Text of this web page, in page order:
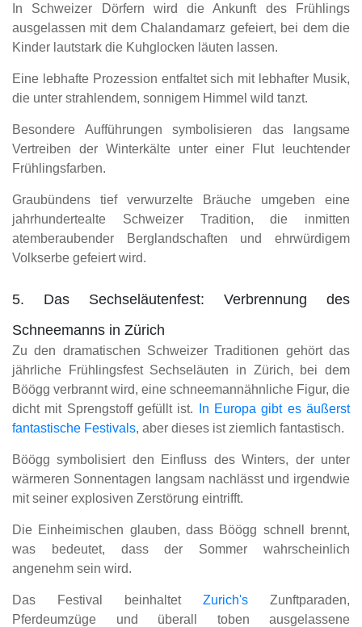
In Schweizer Dörfern wird die Ankunft des Frühlings
ausgelassen mit dem Chalandamarz gefeiert, bei dem die
Kinder lautstark die Kuhglocken läuten lassen.
Eine lebhafte Prozession entfaltet sich mit lebhafter Musik,
die unter strahlendem, sonnigem Himmel wild tanzt.
Besondere Aufführungen symbolisieren das langsame
Vertreiben der Winterkälte unter einer Flut leuchtender
Frühlingsfarben.
Graubündens tief verwurzelte Bräuche umgeben eine
jahrhundertealte Schweizer Tradition, die inmitten
atemberaubender Berglandschaften und ehrwürdigem
Volkserbe gefeiert wird.
5. Das Sechseläutenfest: Verbrennung des
Schneemanns in Zürich
Zu den dramatischen Schweizer Traditionen gehört das
jährliche Frühlingsfest Sechseläuten in Zürich, bei dem
Böögg verbrannt wird, eine schneemannähnliche Figur, die
dicht mit Sprengstoff gefüllt ist.
In Europa gibt es äußerst
fantastische Festivals, aber dieses ist ziemlich fantastisch.
Böögg symbolisiert den Einfluss des Winters, der unter
wärmeren Sonnentagen langsam nachlässt und irgendwie
mit seiner explosiven Zerstörung eintrifft.
Die Einheimischen glauben, dass Böögg schnell brennt,
was bedeutet, dass der Sommer wahrscheinlich
angenehm sein wird.
Das Festival beinhaltet Zurich's Zunftparaden,
Pferdeumzüge und überall toben ausgelassene